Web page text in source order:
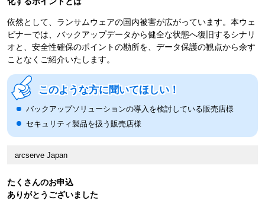
たくさんのお申込
ありがとうございました
依然として、ランサムウェアの国内被害が広がっています。本ウェ
ビナーでは、バックアップデータから健全な状態へ復旧するシナリ
オと、安全性確保のポイントの勘所を、データ保護の観点から余す
ことなくご紹介いたします。
このような方に聞いてほしい！
バックアップソリューションの導入を検討している販売店様
セキュリティ製品を扱う販売店様
arcserve Japan